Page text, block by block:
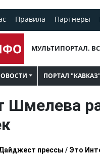
Правила Партнеры
МУЛЬТИПОРТАЛ.
ПОРТАЛ "КАВКАЗ"
Шмелева
прессы / Это